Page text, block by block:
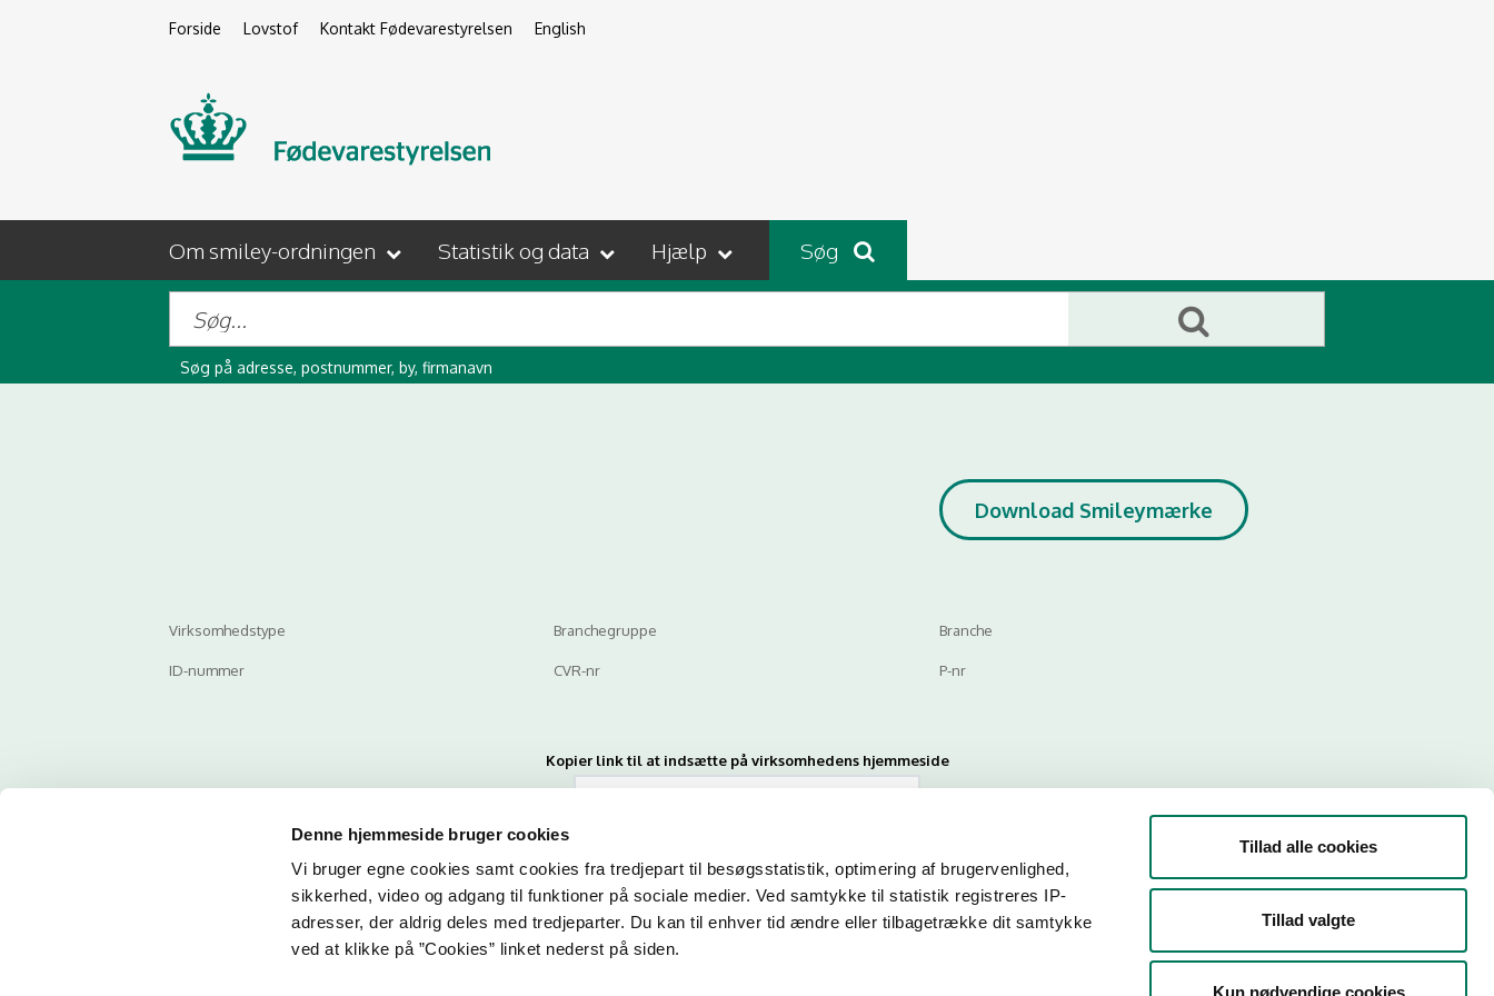
Denne hjemmeside bruger cookies
Vi bruger egne cookies samt cookies fra tredjepart til besøgsstatistik, optimering af brugervenlighed,
sikkerhed, video og adgang til funktioner på sociale medier. Ved samtykke til statistik registreres IP-
adresser, der aldrig deles med tredjeparter. Du kan til enhver tid ændre eller tilbagetrække dit samtykke
ved at klikke på ”Cookies” linket nederst på siden.
Tillad alle cookies
Tillad valgte
Kun nødvendige cookies
Forside Lovstof Kontakt Fødevarestyrelsen English
Om smiley-ordningen Statistik og data Hjælp Søg
Søg på adresse, postnummer, by, firmanavn
Download Smileymærke
Virksomhedstype Branchegruppe Branche
ID-nummer CVR-nr P-nr
Kopier link til at indsætte på virksomhedens hjemmeside
Email
Her kan du indtaste din mail og abonnere på denne virksomheds kontrolrapporter. Så